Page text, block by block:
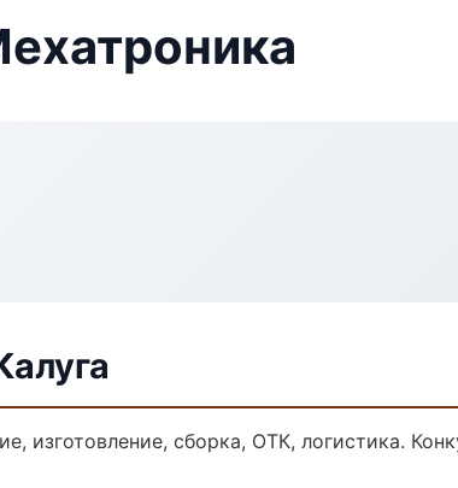
изготовление, сборка, ОТК, логистика.